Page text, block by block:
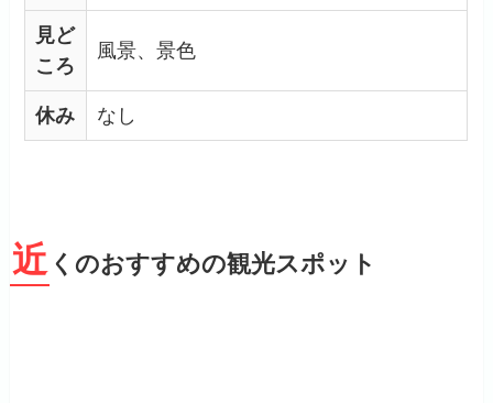
見ど
ころ
風景、景色
休み なし
近 くのおすすめの観光スポット